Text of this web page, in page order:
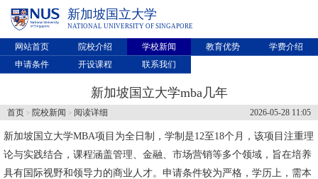
新加坡国立大学
NATIONAL UNIVERSITY OF SINGAPORE
网站首页 院校介绍 学校新闻 教育优势
学费介绍
申请条件
开设课程 联系我们
新加坡国立大学mba几年
2026-05-28 11:05
首页 > 院校新闻 > 阅读详细
新加坡国立大学MBA项目为全日制，学制是12至18个月，该项目注重理
论与实践结合，课程涵盖管理、金融、市场营销等多个领域，旨在培养
具有国际视野和领导力的商业人才。申请条件较为严格，学历上，需本